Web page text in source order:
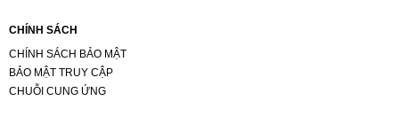
CHÍNH SÁCH
CHÍNH SÁCH BẢO MẬT
BẢO MẬT TRUY CẬP
CHUỖI CUNG ỨNG